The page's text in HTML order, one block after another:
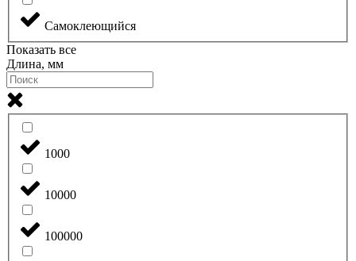
Самоклеющийся
Показать все
Длина, мм
1000
10000
100000